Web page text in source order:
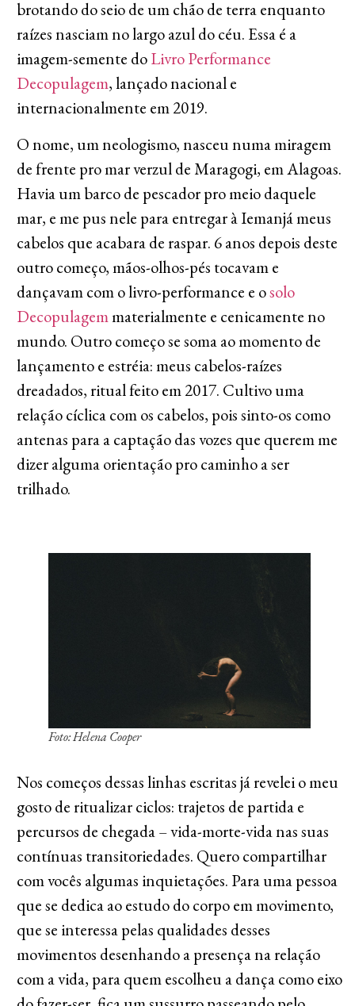
brotando do seio de um chão de terra enquanto
raízes nasciam no largo azul do céu. Essa é a
imagem-semente doLivro Performance
Decopulagem, lançado nacional e
internacionalmente em 2019.
O nome, um neologismo, nasceu numa miragem
de frente pro mar verzul de Maragogi, em Alagoas.
Havia um barco de pescador pro meio daquele
mar, e me pus nele para entregar à Iemanjá meus
cabelos que acabara de raspar. 6 anos depois deste
outro começo, mãos-olhos-pés tocavam e
dançavam com o livro-performance e osolo
Decopulagemmaterialmente e cenicamente no
mundo. Outro começo se soma ao momento de
lançamento e estréia: meus cabelos-raízes
dreadados, ritual feito em 2017. Cultivo uma
relação cíclica com os cabelos, pois sinto-os como
antenas para a captação das vozes que querem me
dizer alguma orientação pro caminho a ser
trilhado.
Foto: Helena Cooper
Nos começos dessas linhas escritas já revelei o meu
gosto de ritualizar ciclos: trajetos de partida e
percursos de chegada – vida-morte-vida nas suas
contínuas transitoriedades. Quero compartilhar
com vocês algumas inquietações. Para uma pessoa
que se dedica ao estudo do corpo em movimento,
que se interessa pelas qualidades desses
movimentos desenhando a presença na relação
com a vida, para quem escolheu a dança como eixo